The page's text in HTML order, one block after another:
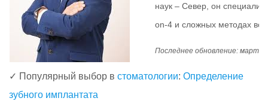
наук – Север, он
on-4 и сложных методах
Последнее обновление: март
✓ Популярный выбор в стоматологии: Определение
зубного имплантата